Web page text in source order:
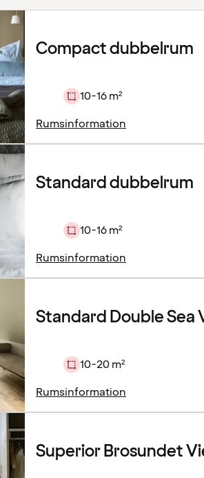
Compact dubbelrum
10-16 m²
Rumsinformation
Standard dubbelrum
10-16 m²
Rumsinformation
Standard Double Sea
10-20 m²
Rumsinformation
Superior Brosundet